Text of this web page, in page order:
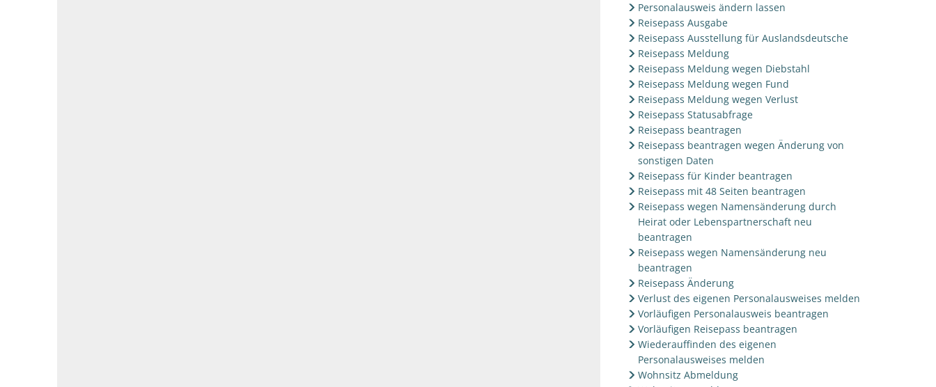
Personalausweis ändern lassen
Reisepass Ausgabe
Reisepass Ausstellung für Auslandsdeutsche
Reisepass Meldung
Reisepass Meldung wegen Diebstahl
Reisepass Meldung wegen Fund
Reisepass Meldung wegen Verlust
Reisepass Statusabfrage
Reisepass beantragen
Reisepass beantragen wegen Änderung von
sonstigen Daten
Reisepass für Kinder beantragen
Reisepass mit 48 Seiten beantragen
Reisepass wegen Namensänderung durch
Heirat oder Lebenspartnerschaft neu
beantragen
Reisepass wegen Namensänderung neu
beantragen
Reisepass Änderung
Verlust des eigenen Personalausweises melden
Vorläufigen Personalausweis beantragen
Vorläufigen Reisepass beantragen
Wiederauffinden des eigenen
Personalausweises melden
Wohnsitz Abmeldung